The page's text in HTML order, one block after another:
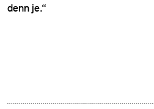
denn je.“